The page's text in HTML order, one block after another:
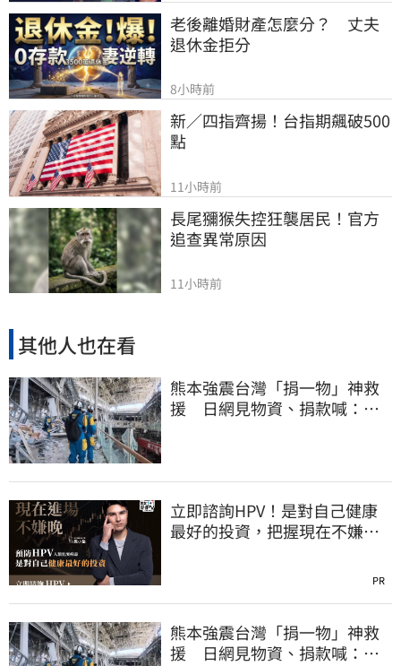
老後離婚財產怎麼分？　丈夫
退休金拒分
8小時前
新／四指齊揚！台指期飆破500
點
11小時前
長尾獼猴失控狂襲居民！官方
追查異常原因
11小時前
其他人也在看
熊本強震台灣「捐一物」神救
援 日網見物資、捐款喊：給
立即諮詢HPV！是對自己健康
最好的投資，把握現在不嫌
PR
熊本強震台灣「捐一物」神救
援 日網見物資、捐款喊：給